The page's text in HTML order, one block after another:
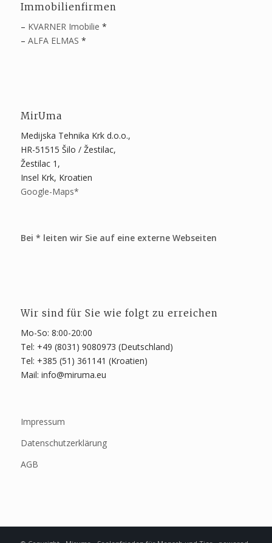
Immobilienfirmen
– KVARNER Imobilie *
– ALFA ELMAS *
MirUma
Medijska Tehnika Krk d.o.o.,
HR-51515 Šilo / Žestilac,
Žestilac 1,
Insel Krk, Kroatien
Google-Maps*
Bei * leiten wir Sie auf eine externe Webseiten
Wir sind für Sie wie folgt zu erreichen
Mo-So: 8:00-20:00
Tel: +49 (8031) 9080973 (Deutschland)
Tel: +385 (51) 361141 (Kroatien)
Mail: info@miruma.eu
Impressum
Datenschutzerklärung
AGB